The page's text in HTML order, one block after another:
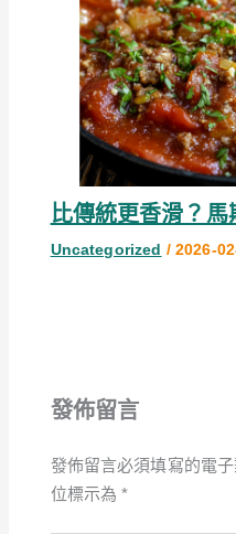
比傳統更香滑？
Uncategorized / 2026-
發佈留言
發佈留言必須填寫的電
位標示為*